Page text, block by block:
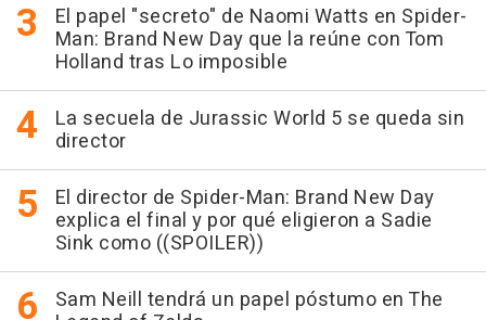
El papel "secreto" de Naomi Watts en Spider-
Man: Brand New Day que la reúne con Tom
Holland tras Lo imposible
La secuela de Jurassic World 5 se queda sin
director
El director de Spider-Man: Brand New Day
explica el final y por qué eligieron a Sadie
Sink como ((SPOILER))
Sam Neill tendrá un papel póstumo en The